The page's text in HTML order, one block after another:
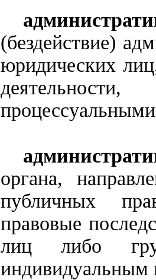
(бездействие)
юридических
органа,
публичных
правовые
лиц либо
индивидуальным